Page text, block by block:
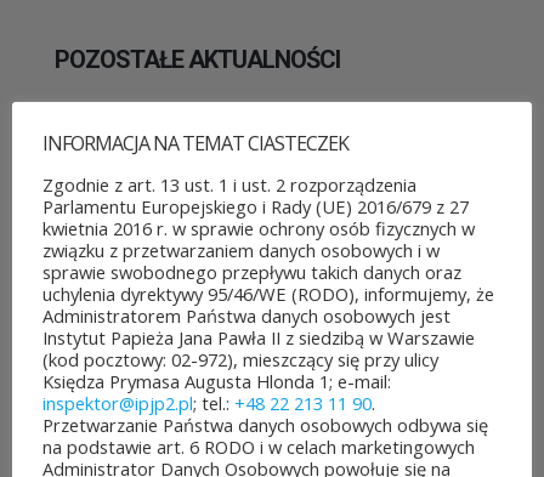
POZOSTAŁE AKTUALNOŚCI
ROZPOCZĘŁO SIĘ GŁOSOWANIE W BUDŻECIE
OBYWATELSKIM MAZOWSZA!
03 sierpnia&8b44p;2026
Można już głosować
na projekty zgłoszone do 7.
edycji Budżetu
Obywatelskiego Mazowsza.
INFORMACJA NA TEMAT CIASTECZEK
Zgodnie z art. 13 ust. 1 i ust. 2 rozporządzenia
Parlamentu Europejskiego i Rady (UE) 2016/679 z 27
kwietnia 2016 r. w sprawie ochrony osób fizycznych w
związku z przetwarzaniem danych osobowych i w
sprawie swobodnego przepływu takich danych oraz
uchylenia dyrektywy 95/46/WE (RODO), informujemy, że
Administratorem Państwa danych osobowych jest
Instytut Papieża Jana Pawła II z siedzibą w Warszawie
(kod pocztowy: 02-972), mieszczący się przy ulicy
Księdza Prymasa Augusta Hlonda 1; e-mail:
inspektor@ipjp2.pl; tel.: +48 22 213 11 90.
Przetwarzanie Państwa danych osobowych odbywa się
na podstawie art. 6 RODO i w celach marketingowych
Administrator Danych Osobowych powołuje się na